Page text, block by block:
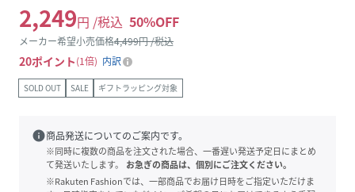
2,249円 /税込 50%OFF
メーカー希望小売価格4,499円 /税込
20ポイント 1倍 内訳
SOLD OUT SALE ギフトラッピング対象
info商品発送についてのご案内です。
※同時に複数の商品を注文された場合、一番遅い発送予定日にまとめ
て発送いたします。
お急ぎの商品は、個別にご注文ください。
※Rakuten Fashionでは、一部商品でお届け日時をご指定いただけま